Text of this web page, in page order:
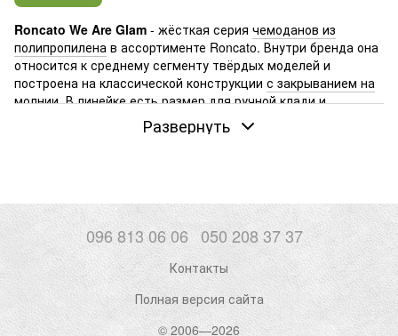
Roncato We Are Glam - жёсткая серия чемоданов из
полипропилена в ассортименте Roncato. Внутри бренда она
относится к среднему сегменту твёрдых моделей и
построена на классической конструкции с закрыванием на
молнии. В линейке есть размер для ручной клади и
варианты для сдачи в багаж, поэтому дорожный чемодан
Roncato We Are Glam подходит и для коротких перелётов, и
различия материалов. Например,
Uno Premium 2.0
выполненаиз поликарбоната и относится к другой
категории пластиковых моделей. Серия Light также
использует полипропилен, но внутри бренда известна
акцентом на лёгкость конструкции. На этом фоне чемодан
Roncato We Are Glam выглядит более классическим
решением - жёсткий полипропиленовый корпус и привычная
Развернуть
096 813 06 06 050 208 37 37
Контакты
Полная версия сайта
© 2006—2026